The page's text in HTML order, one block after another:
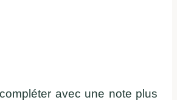
avec une note plus